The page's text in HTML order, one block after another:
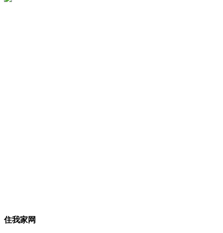
住我家网